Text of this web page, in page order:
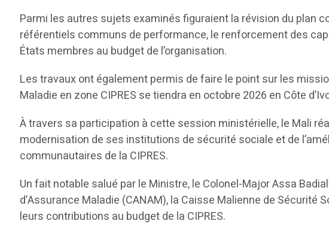
Parmi les autres sujets examinés figuraient la révision du plan
référentiels communs de performance, le renforcement des
États membres au budget de l’organisation.
Les travaux ont également permis de faire le point sur les
Maladie en zone CIPRES se tiendra en octobre 2026 en Côte
À travers sa participation à cette session ministérielle, le Mali
modernisation de ses institutions de sécurité sociale et de
communautaires de la CIPRES.
Un fait notable salué par le Ministre, le Colonel-Major Assa
d’Assurance Maladie (CANAM), la Caisse Malienne de Sécurité
leurs contributions au budget de la CIPRES.